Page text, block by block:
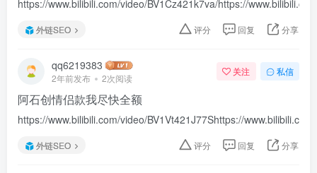
https://www.bilibili.com/video/BV1Cz421k7va/https://
外链SEO 评分 回复 分享
qq6219383
2年前发布 2次阅读
关注 私信
阿石创情侣款我尽快全额
https://www.bilibili.com/video/BV1Vt421J77Shttps://
外链SEO 评分 回复 分享